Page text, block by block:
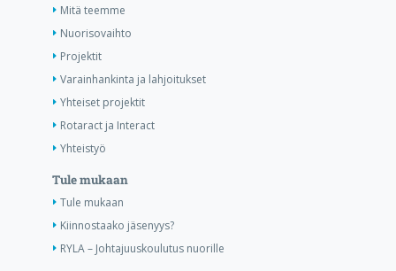
Mitä teemme
Nuorisovaihto
Projektit
Varainhankinta ja lahjoitukset
Yhteiset projektit
Rotaract ja Interact
Yhteistyö
Tule mukaan
Tule mukaan
Kiinnostaako jäsenyys?
RYLA – Johtajuuskoulutus nuorille